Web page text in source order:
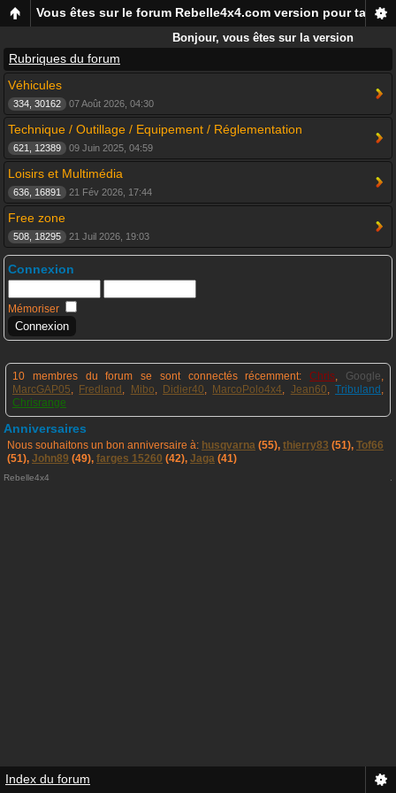
Vous êtes sur le forum Rebelle4x4.com version pour
Bonjour, vous êtes sur la version
mobile du forum Rebelle4x4, pour
Rubriques du forum
Véhicules
334, 30162 07 Août 2026, 04:30
Technique / Outillage / Equipement / Réglementation
621, 12389 09 Juin 2025, 04:59
Loisirs et Multimédia
636, 16891 21 Fév 2026, 17:44
Free zone
508, 18295 21 Juil 2026, 19:03
Connexion
Mémoriser
10 membres du forum se sont connectés récemment:Chris, Google,
MarcGAP05, Fredland , Mibo, Didier40, MarcoPolo4x4, Jean60,Tribuland ,
Chrisrange
Anniversaires
Nous souhaitons un bon anniversaire à: husqvarna (55), thierry83 (51), Tof66
(51), John89 (49), farges 15260 (42), Jaga (41)
Rebelle4x4
Index du forum